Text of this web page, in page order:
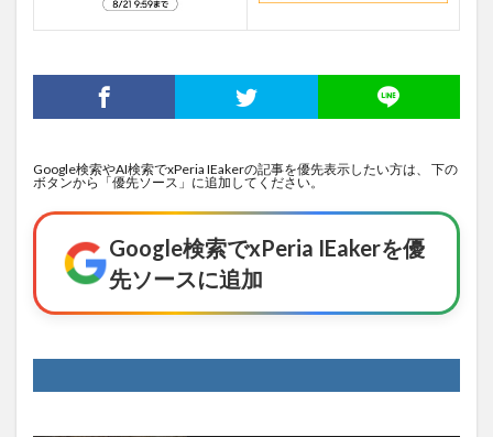
Google検索やAI検索でxPeria IEakerの記事を優先表示したい方は、 下の
ボタンから「優先ソース」に追加してください。
Google検索でxPeria IEakerを優
先ソースに追加